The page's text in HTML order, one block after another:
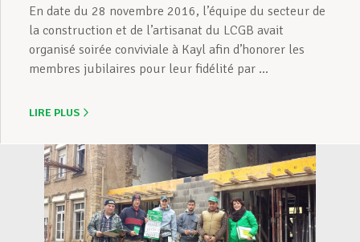
En date du 28 novembre 2016, l’équipe du secteur de
la construction et de l’artisanat du LCGB avait
organisé soirée conviviale à Kayl afin d’honorer les
membres jubilaires pour leur fidélité par ...
LIRE PLUS